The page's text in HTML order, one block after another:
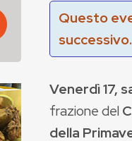
Questo
successivo.
Venerdì 17,
frazione del
della